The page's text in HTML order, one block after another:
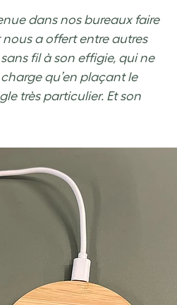
dans nos bureaux faire
a offert entre autres
fil à son effigie, qui ne
qu’en plaçant le
très particulier. Et son